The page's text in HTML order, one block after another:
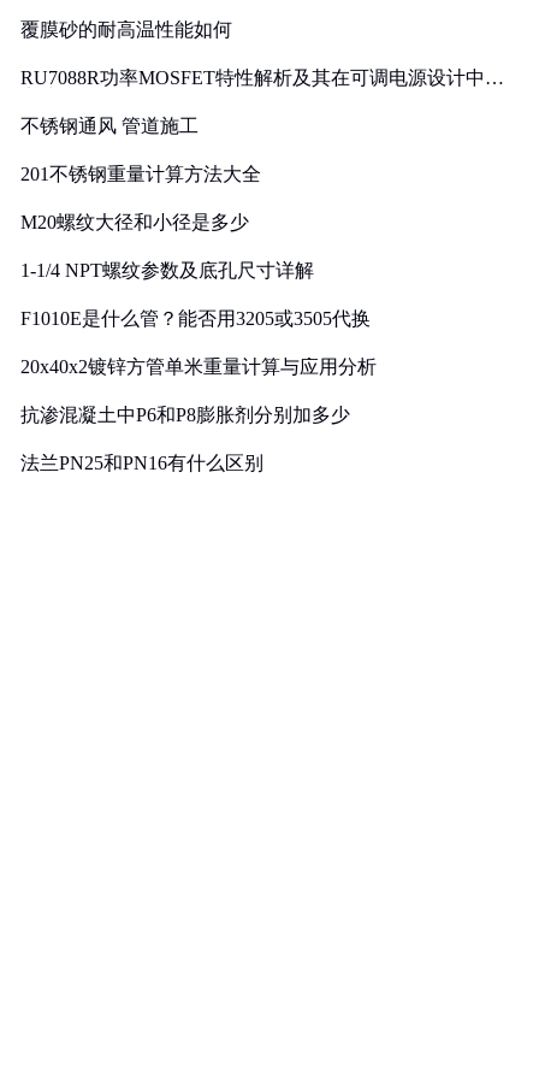
覆膜砂的耐高温性能如何
RU7088R功率MOSFET特性解析及其在可调电源设计中的
不锈钢通风 管道施工
201不锈钢重量计算方法大全
M20螺纹大径和小径是多少
1-1/4 NPT螺纹参数及底孔尺寸详解
F1010E是什么管？能否用3205或3505代换
20x40x2镀锌方管单米重量计算与应用分析
抗渗混凝土中P6和P8膨胀剂分别加多少
法兰PN25和PN16有什么区别